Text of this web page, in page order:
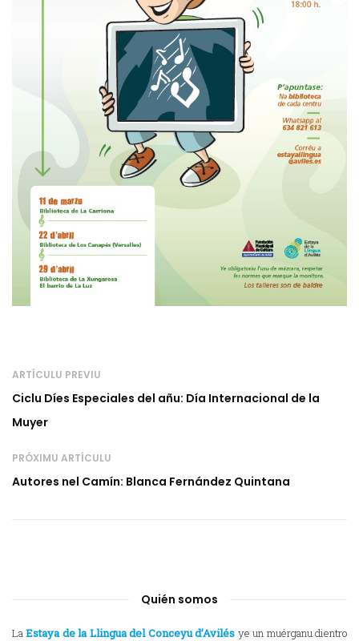
ARTÍCULU PREVIU
Ciclu Díes Especiales del añu: Día Internacional de la
Muyer
PRÓXIMU ARTÍCULU
Autores nel Camín: Blanca Fernández Quintana
Quién somos
LaEstaya de la Llingua del Conceyu d’Avilés ye un muérganu dientro